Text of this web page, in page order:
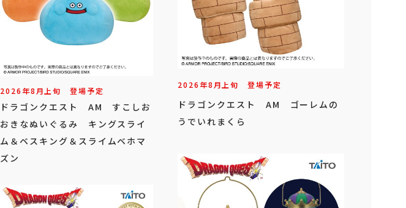
2026年8月上旬 登場予定
ドラゴンクエスト AM すこしお
おきなぬいぐるみ キングスライ
ム＆ベスキング＆スライムベホマ
ズン
2026年8月上旬 登場予定
ドラゴンクエスト AM ゴーレムの
うでいれまくら